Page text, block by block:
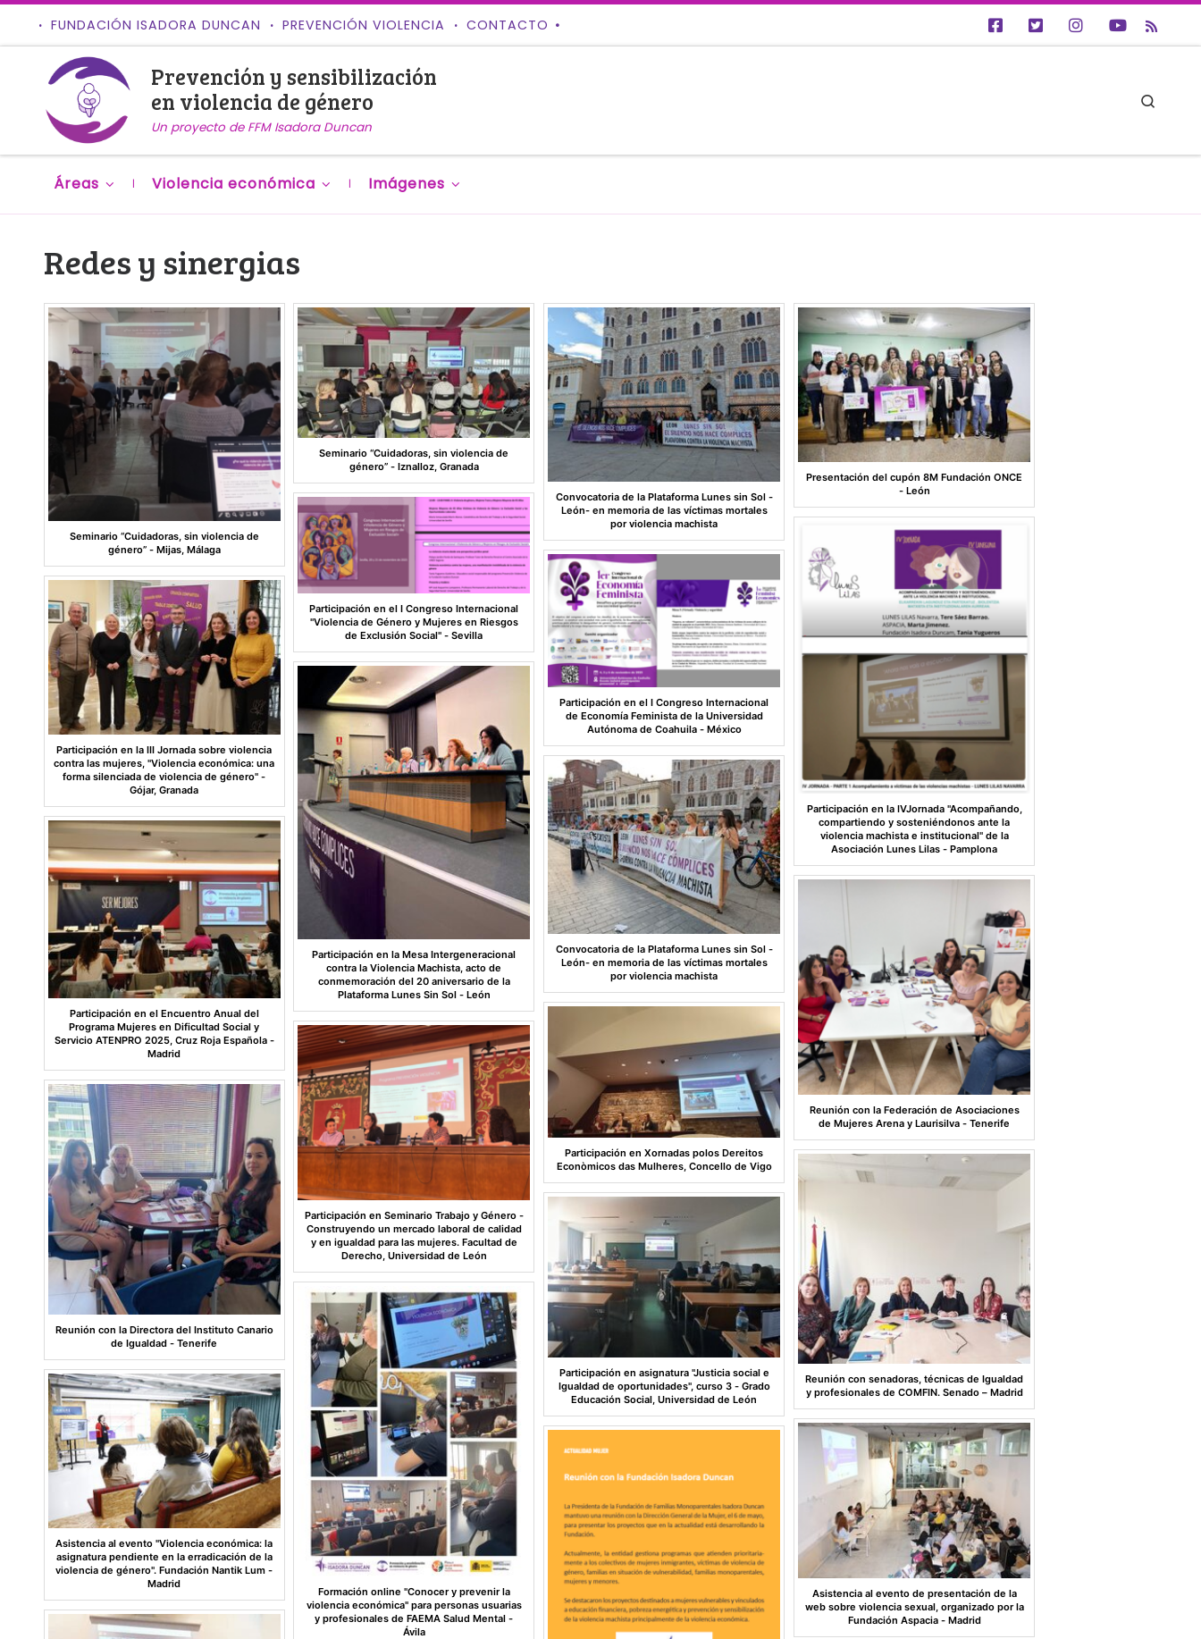
Saltar al contenido
FUNDACIÓN ISADORA DUNCAN PREVENCIÓN VIOLENCIA CONTACTO
Prevención y sensibilización
en violencia de género
Un proyecto de FFM Isadora Duncan
Áreas Violencia económica Imágenes
Redes y sinergias
Seminario “Cuidadoras, sin violencia de
género” - Mijas, Málaga
Seminario “Cuidadoras, sin violencia de
género” - Iznalloz, Granada
Convocatoria de la Plataforma Lunes sin Sol -
León- en memoria de las víctimas mortales
por violencia machista
Presentación del cupón 8M Fundación ONCE
- León
Participación en la III Jornada sobre violencia
contra las mujeres, "Violencia económica: una
forma silenciada de violencia de género" -
Gójar, Granada
Participación en el I Congreso Internacional
"Violencia de Género y Mujeres en Riesgos
de Exclusión Social" - Sevilla
Participación en el I Congreso Internacional
de Economía Feminista de la Universidad
Autónoma de Coahuila - México
Participación en la IVJornada "Acompañando,
compartiendo y sosteniéndonos ante la
violencia machista e institucional" de la
Asociación Lunes Lilas - Pamplona
Participación en el Encuentro Anual del
Programa Mujeres en Dificultad Social y
Servicio ATENPRO 2025, Cruz Roja Española -
Madrid
Participación en la Mesa Intergeneracional
contra la Violencia Machista, acto de
conmemoración del 20 aniversario de la
Plataforma Lunes Sin Sol - León
Convocatoria de la Plataforma Lunes sin Sol -
León- en memoria de las víctimas mortales
por violencia machista
Reunión con la Federación de Asociaciones
de Mujeres Arena y Laurisilva - Tenerife
Reunión con la Directora del Instituto Canario
de Igualdad - Tenerife
Participación en Seminario Trabajo y Género -
Construyendo un mercado laboral de calidad
y en igualdad para las mujeres. Facultad de
Derecho, Universidad de León
Participación en Xornadas polos Dereitos
Econòmicos das Mulheres, Concello de Vigo
Reunión con senadoras, técnicas de Igualdad
y profesionales de COMFIN. Senado – Madrid
Asistencia al evento "Violencia económica: la
asignatura pendiente en la erradicación de la
violencia de género". Fundación Nantik Lum -
Madrid
Formación online "Conocer y prevenir la
violencia económica" para personas usuarias
y profesionales de FAEMA Salud Mental -
Ávila
Participación en asignatura "Justicia social e
Igualdad de oportunidades", curso 3 - Grado
Educación Social, Universidad de León
Asistencia al evento de presentación de la
web sobre violencia sexual, organizado por la
Fundación Aspacia - Madrid